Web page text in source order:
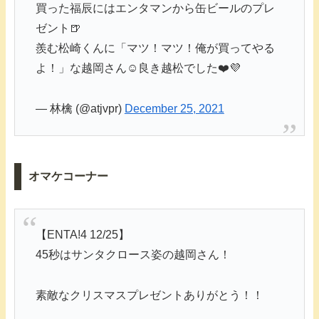
買った福辰にはエンタマンから缶ビールのプレ
ゼント🍺
羨む松崎くんに「マツ！マツ！俺が買ってやる
よ！」な越岡さん☺️良き越松でした❤️💜
— 林檎 (@atjvpr) December 25, 2021
オマケコーナー
【ENTA!4 12/25】
45秒はサンタクロース姿の越岡さん！
素敵なクリスマスプレゼントありがとう！！